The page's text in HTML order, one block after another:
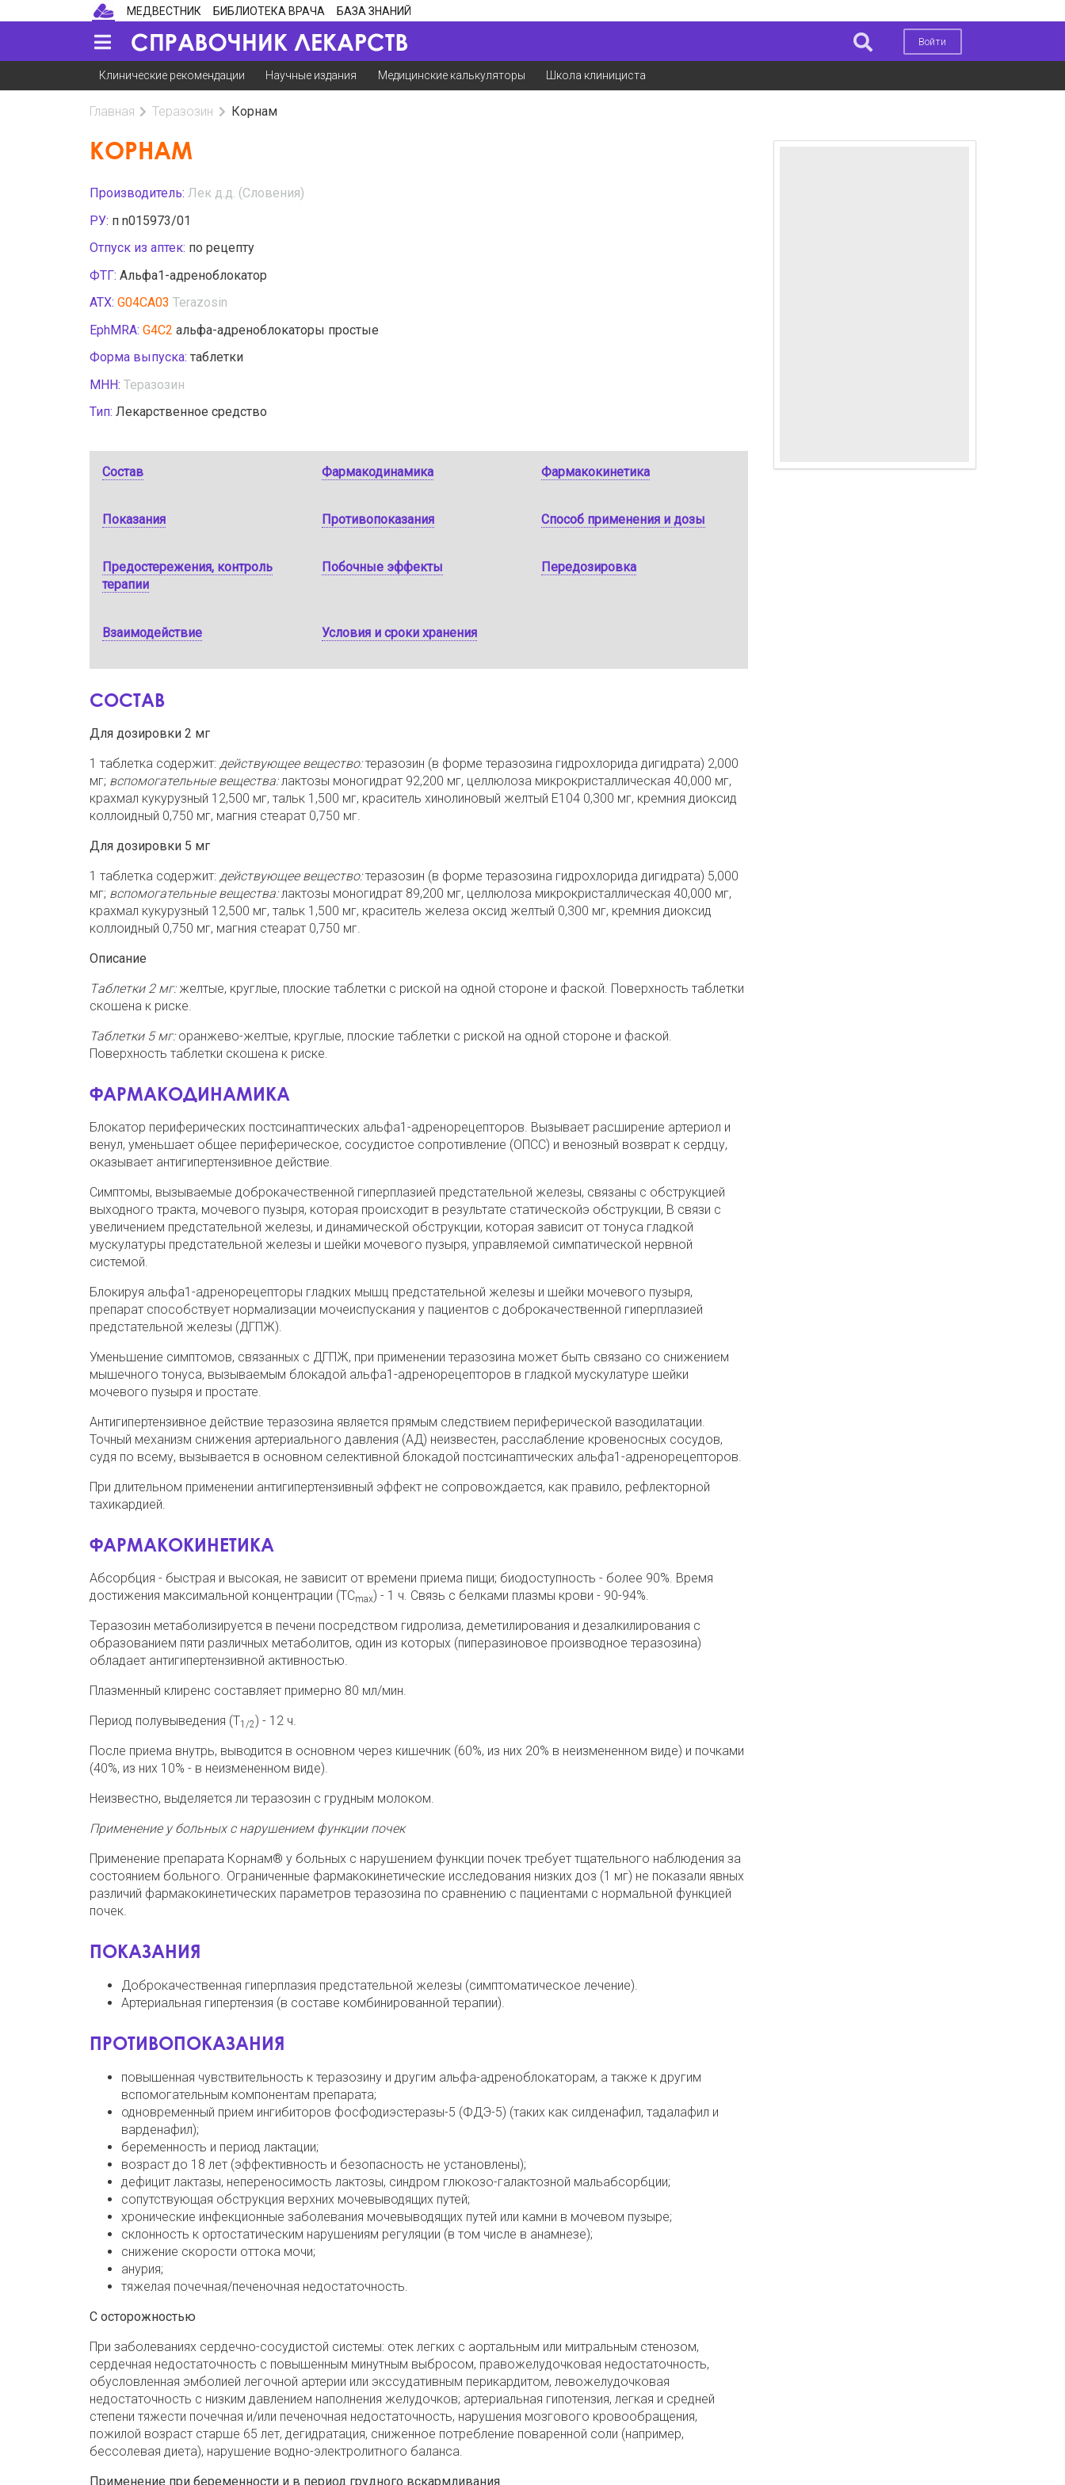
МЕДВЕСТНИК БИБЛИОТЕКА ВРАЧА БАЗА ЗНАНИЙ
Войти
Клинические рекомендации Научные издания Медицинские калькуляторы Школа клинициста
Главная Теразозин Корнам
КОРНАМ
Производитель: Лек д.д. (Словения)
РУ: п n015973/01
Отпуск из аптек: по рецепту
ФТГ: Альфа1-адреноблокатор
АТХ: G04CA03 Terazosin
EphMRA: G4C2 альфа-адреноблокаторы простые
Форма выпуска: таблетки
МНН: Теразозин
Тип: Лекарственное средство
Состав Фармакодинамика Фармакокинетика
Показания Противопоказания Способ применения и дозы
Предостережения, контроль
терапии
Побочные эффекты Передозировка
Взаимодействие Условия и сроки хранения
СОСТАВ
Для дозировки 2 мг
1 таблетка содержит: действующее вещество:теразозин (в форме теразозина гидрохлорида дигидрата) 2,000
мг; вспомогательные вещества:лактозы моногидрат 92,200 мг, целлюлоза микрокристаллическая 40,000 мг,
крахмал кукурузный 12,500 мг, тальк 1,500 мг, краситель хинолиновый желтый Е104 0,300 мг, кремния диоксид
коллоидный 0,750 мг, магния стеарат 0,750 мг.
Для дозировки 5 мг
1 таблетка содержит: действующее вещество:теразозин (в форме теразозина гидрохлорида дигидрата) 5,000
мг; вспомогательные вещества:лактозы моногидрат 89,200 мг, целлюлоза микрокристаллическая 40,000 мг,
крахмал кукурузный 12,500 мг, тальк 1,500 мг, краситель железа оксид желтый 0,300 мг, кремния диоксид
коллоидный 0,750 мг, магния стеарат 0,750 мг.
Описание
Tаблетки 2 мг:желтые, круглые, плоские таблетки с риской на одной стороне и фаской. Поверхность таблетки
скошена к риске.
Таблетки 5 мг:оранжево-желтые, круглые, плоские таблетки с риской на одной стороне и фаской.
Поверхность таблетки скошена к риске.
ФАРМАКОДИНАМИКА
Блокатор периферических постсинаптических альфа1-адренорецепторов. Вызывает расширение артериол и
венул, уменьшает общее периферическое‚ сосудистое сопротивление (ОПСС) и венозный возврат к сердцу,
оказывает антигипертензивное действие.
Симптомы, вызываемые доброкачественной гиперплазией предстательной железы, связаны c обструкцией
выходного тракта, мочевого пузыря, которая происходит в результате статическойэ обструкции, B связи с
увеличением предстательной железы, и динамической обструкции, которая зависит от тонуса гладкой
мускулатуры предстательной железы и шейки мочевого пузыря, управляемой симпатической нервной
системой.
Блокируя альфа1-адренорецепторы гладких мышц предстательной железы и шейки мочевого пузыря,
препарат способствует нормализации мочеиспускания у пациентов с доброкачественной гиперплазией
предстательной железы (ДГПЖ).
Уменьшение симптомов, связанных с ДГПЖ, при применении теразозина может быть связано со снижением
мышечного тонуса, вызываемым блокадой альфа1-адренорецепторов в гладкой мускулатуре шейки
мочевого пузыря и простате.
Антигипертензивное действие теразозина является прямым следствием периферической вазодилатации.
Точный механизм снижения артериального давления (АД) неизвестен, расслабление кровеносных сосудов,
судя по всему, вызывается в основном селективной блокадой постсинаптических альфа1-адренорецепторов.
При длительном применении антигипертензивный эффект не сопровождается, как правило, рефлекторной
тахикардией.
ФАРМАКОКИНЕТИКА
Абсорбция - быстрая и высокая, не зависит от времени приема пищи; биодоступность - более 90%. Время
достижения максимальной концентрации (ТСmax) - 1 ч. Связь с белками плазмы крови - 90-94%.
Теразозин метаболизируется в печени посредством гидролиза, деметилирования и дезалкилирования с
образованием пяти различных метаболитов, один из которых (пиперазиновое производное теразозина)
обладает антигипертензивной активностью.
Плазменный клиренс составляет примерно 80 мл/мин.
Период полувыведения (Т1/2) - 12 ч.
После приема внутрь, выводится в основном через кишечник (60%, из них 20% в неизмененном виде) и почками
(40%, из них 10% - в неизмененном виде).
Неизвестно, выделяется ли теразозин с грудным молоком.
Применение у больных с нарушением функции почек
Применение препарата Корнам® у больных с нарушением функции почек требует тщательного наблюдения за
состоянием больного. Ограниченные фармакокинетические исследования низких доз (1 мг) не показали явных
различий фармакокинетических параметров теразозина по сравнению с пациентами с нормальной функцией
почек.
ПОКАЗАНИЯ
Доброкачественная гиперплазия предстательной железы (симптоматическое лечение).
Артериальная гипертензия (в составе комбинированной терапии).
ПРОТИВОПОКАЗАНИЯ
повышенная чувствительность к теразозину и другим альфа-адреноблокаторам, а также к другим
вспомогательным компонентам препарата;
одновременный прием ингибиторов фосфодиэстеразы-5 (ФДЭ-5) (таких как силденафил, тадалафил и
варденафил);
беременность и период лактации;
возраст до 18 лет (эффективность и безопасность не установлены);
дефицит лактазы, непереносимость лактозы, синдром глюкозо-галактозной мальабсорбции;
сопутствующая обструкция верхних мочевыводящих путей;
хронические инфекционные заболевания мочевыводящих путей или камни в мочевом пузыре;
склонность к ортостатическим нарушениям регуляции (в том числе в анамнезе);
снижение скорости оттока мочи;
анурия;
тяжелая почечная/печеночная недостаточность.
C осторожностью
При заболеваниях сердечно-сосудистой системы: отек легких с аортальным или митральным стенозом,
сердечная недостаточность с повышенным минутным выбросом, правожелудочковая недостаточность,
обусловленная эмболией легочной артерии или экссудативным перикардитом, левожелудочковая
недостаточность c низким давлением наполнения желудочков; артериальная гипотензия, легкая и средней
степени тяжести почечная и/или печеночная недостаточность, нарушения мозгового кровообращения,
пожилой возраст старше 65 лет, дегидратация, сниженное потребление поваренной соли (например,
бессолевая диета), нарушение водно-электролитного баланса.
Применение при беременности и в период грудного вскармливания